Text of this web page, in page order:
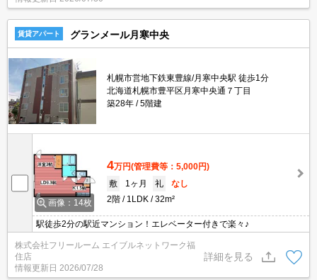
賃貸アパート グランメール月寒中央
札幌市営地下鉄東豊線/月寒中央駅 徒歩1分
北海道札幌市豊平区月寒中央通７丁目
築28年
5階建
画像：14枚
4万円(管理費等：5,000円)
敷
1ヶ月 礼
なし
2階
1LDK 32m²
駅徒歩2分の駅近マンション！エレベーター付きで楽々♪
株式会社フリールーム エイブルネットワーク福
住店
情報更新日 2026/07/28
詳細を見る